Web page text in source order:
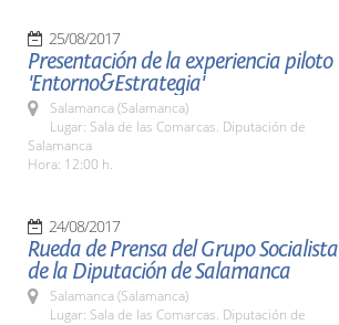
25/08/2017
Presentación de la experiencia piloto
'Entorno&Estrategia'
Salamanca (Salamanca)
Lugar: Sala de las Comarcas. Diputación de
Salamanca
Hora: 12:00 h.
24/08/2017
Rueda de Prensa del Grupo Socialista
de la Diputación de Salamanca
Salamanca (Salamanca)
Lugar: Sala de las Comarcas. Diputación de